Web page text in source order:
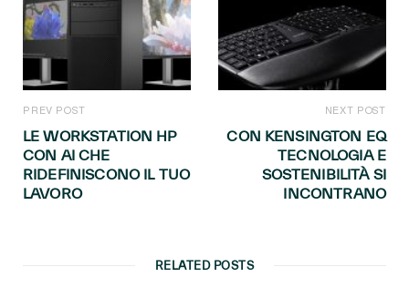
PREV POST
LE WORKSTATION HP
CON AI CHE
RIDEFINISCONO IL TUO
LAVORO
NEXT POST
CON KENSINGTON EQ
TECNOLOGIA E
SOSTENIBILITÀ SI
INCONTRANO
RELATED POSTS